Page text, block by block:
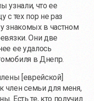
узнали, что ее
с тех пор не раз
знакомых в частном
Они две
ее удалось
в Днепр.
[еврейской]
член семьи для меня,
Есть те, кто получил